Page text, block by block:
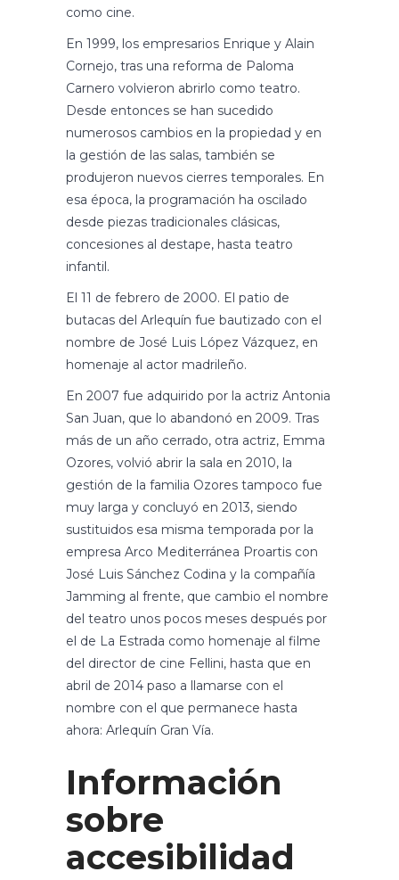
como cine.
En 1999, los empresarios Enrique y Alain
Cornejo, tras una reforma de Paloma
Carnero volvieron abrirlo como teatro.
Desde entonces se han sucedido
numerosos cambios en la propiedad y en
la gestión de las salas, también se
produjeron nuevos cierres temporales. En
esa época, la programación ha oscilado
desde piezas tradicionales clásicas,
concesiones al destape, hasta teatro
infantil.
El 11 de febrero de 2000. El patio de
butacas del Arlequín fue bautizado con el
nombre de José Luis López Vázquez, en
homenaje al actor madrileño.
En 2007 fue adquirido por la actriz Antonia
San Juan, que lo abandonó en 2009. Tras
más de un año cerrado, otra actriz, Emma
Ozores, volvió abrir la sala en 2010, la
gestión de la familia Ozores tampoco fue
muy larga y concluyó en 2013, siendo
sustituidos esa misma temporada por la
empresa Arco Mediterránea Proartis con
José Luis Sánchez Codina y la compañía
Jamming al frente, que cambio el nombre
del teatro unos pocos meses después por
el de La Estrada como homenaje al filme
del director de cine Fellini, hasta que en
abril de 2014 paso a llamarse con el
nombre con el que permanece hasta
ahora: Arlequín Gran Vía.
Información
sobre
accesibilidad